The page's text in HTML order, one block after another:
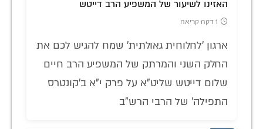
האזינו לשיעור של המשפיע הרב דייטש
1 דקה קריאה
ארגון 'לחלוחית גאולתית' שמח להגיש לכם את
החלק השני והמרתק של המשפיע הרב חיים
שלום דייטש שליט"א על פרק י"א ב'קונטרס
התפילה' של הרבי הרש"ב